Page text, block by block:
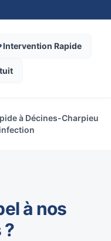
Intervention Rapide
à Décines-Charpieu
à nos